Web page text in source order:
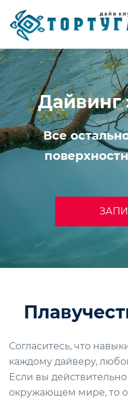
Дайвинг
Все
Согласитесь, что
каждому дайверу,
Если вы
окружающем мире, то